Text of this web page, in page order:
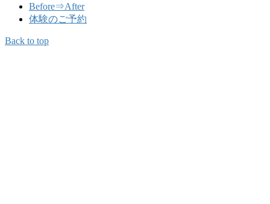
Before⇒After
体験のご予約
Back to top